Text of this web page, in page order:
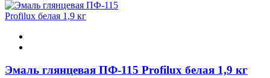
Эмаль глянцевая ПФ-115 Profilux белая 1,9 кг